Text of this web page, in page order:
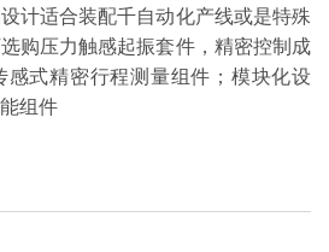
计适合装配千自动化产线或是特殊
购压力触感起振套件，精密控制成
式精密行程测量组件；模块化设
组件